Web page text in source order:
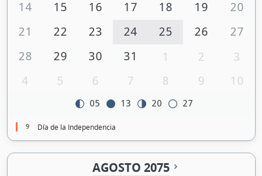
14
15 16 17 18 19
20
21
22 23 24 25 26
27
28
29 30 31 1 2
3
4
5 6 7 8 9 10
05 13 20 27
9 Día de la Independencia
AGOSTO 2075